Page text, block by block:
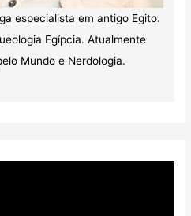
especialista em antigo Egito.
Egípcia. Atualmente
Mundo e Nerdologia.